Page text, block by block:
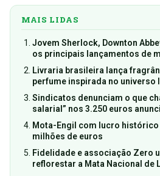
MAIS LIDAS
Jovem Sherlock, Downton
os principais lançamentos de
Livraria brasileira lança
perfume inspirada no universo
Sindicatos denunciam o que
salarial” nos 3.250 euros
Mota-Engil com lucro histórico
milhões de euros
Fidelidade e associação Zero
reflorestar a Mata Nacional de